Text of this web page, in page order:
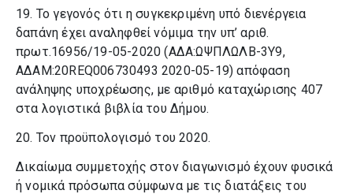
19. Το γεγονός ότι η συγκεκριμένη υπό διενέργεια
δαπάνη έχει αναληφθεί νόμιμα την υπ’ αριθ.
πρωτ.16956/19-05-2020 (ΑΔΑ:ΩΨΠΛΩΛΒ-3Υ9,
ΑΔΑΜ:20REQ006730493 2020-05-19) απόφαση
ανάληψης υποχρέωσης, με αριθμό καταχώρισης 407
στα λογιστικά βιβλία του Δήμου.
20. Τον προϋπολογισμό του 2020.
Δικαίωμα συμμετοχής στον διαγωνισμό έχουν φυσικά
ή νομικά πρόσωπα σύμφωνα με τις διατάξεις του